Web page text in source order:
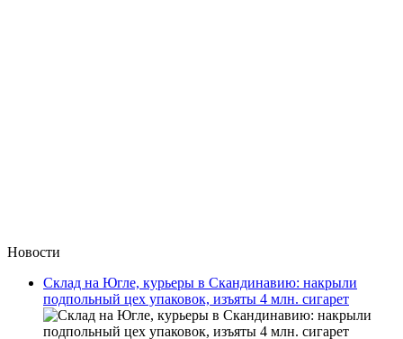
Новости
Склад на Югле, курьеры в Скандинавию: накрыли
подпольный цех упаковок, изъяты 4 млн. сигарет